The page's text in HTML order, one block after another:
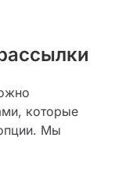
которые
Мы